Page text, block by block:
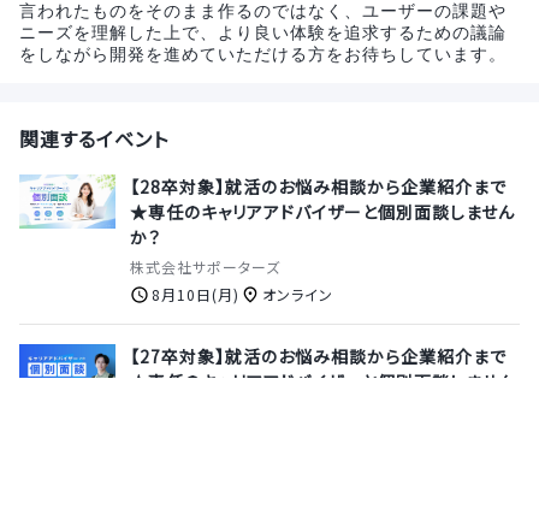
言われたものをそのまま作るのではなく、ユーザーの課題や
ニーズを理解した上で、より良い体験を追求するための議論
をしながら開発を進めていただける方をお待ちしています。
関連するイベント
【28卒対象】就活のお悩み相談から企業紹介まで
★専任のキャリアアドバイザーと個別面談しません
か？
株式会社サポーターズ
8月10日(月)
オンライン
【27卒対象】就活のお悩み相談から企業紹介まで
★専任のキャリアアドバイザーと個別面談しません